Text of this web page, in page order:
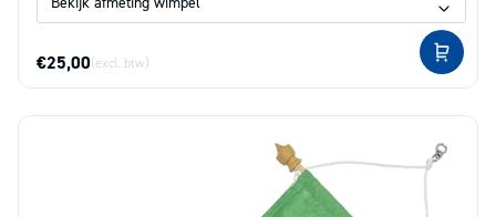
€25,00(excl. btw)